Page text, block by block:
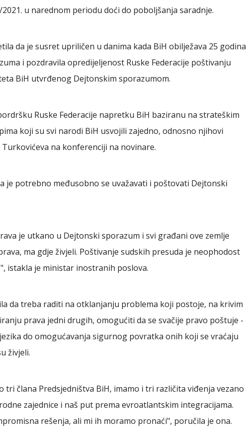
u narednom periodu doći do poboljšanja saradnje.
da je susret upriličen u danima kada BiH obilježava 25 godina
i pozdravila opredijeljenost Ruske Federacije poštivanju
BiH utvrđenog Dejtonskim sporazumom.
Ruske Federacije napretku BiH baziranu na strateškim
koji su svi narodi BiH usvojili zajedno, odnosno njihovi
na konferenciji na novinare.
je potrebno međusobno se uvažavati i poštovati Dejtonski
je utkano u Dejtonski sporazum i svi građani ove zemlje
ma gdje živjeli. Poštivanje sudskih presuda je neophodost
istakla je ministar inostranih poslova.
da treba raditi na otklanjanju problema koji postoje, na krivim
prava jedni drugih, omogućiti da se svačije pravo poštuje -
do omogućavanja sigurnog povratka onih koji se vraćaju
živjeli.
tri člana Predsjedništva BiH, imamo i tri različita viđenja vezano
zajednice i naš put prema evroatlantskim integracijama.
rešenja, ali mi ih moramo pronaći", poručila je ona.